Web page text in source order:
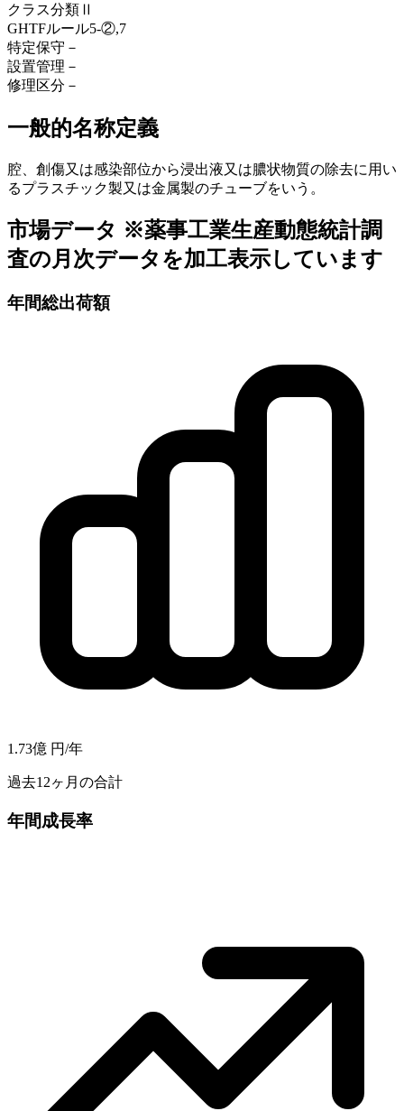
クラス分類 Ⅱ
GHTFルール5-②,7
特定保守 －
設置管理 －
修理区分 －
一般的名称定義
腔、創傷又は感染部位から浸出液又は膿状物質の除去に用い
るプラスチック製又は金属製のチューブをいう。
市場データ ※薬事工業生産動態統計調
査の月次データを加工表示しています
年間総出荷額
1.73億 円/年
過去12ヶ月の合計
年間成長率